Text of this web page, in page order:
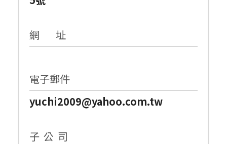
網 址
電子郵件
yuchi2009@yahoo.com.tw
子 公 司